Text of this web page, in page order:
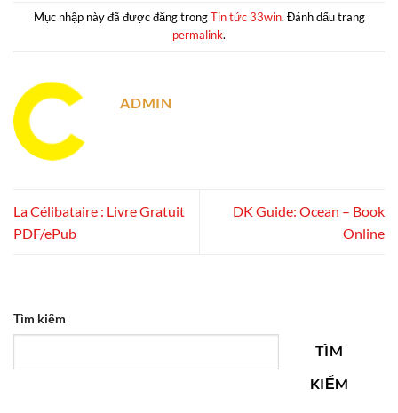
Mục nhập này đã được đăng trongTin tức 33win. Đánh dấu trang
permalink.
ADMIN
La Célibataire : Livre Gratuit
PDF/ePub
DK Guide: Ocean – Book
Online
Tìm kiếm
TÌM
KIẾM